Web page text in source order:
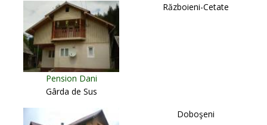
Pension Dani
Gârda de Sus
Războieni-Cetate
Doboşeni